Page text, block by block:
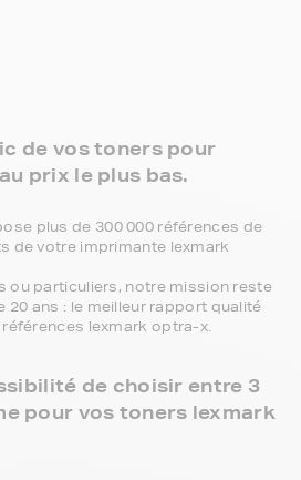
de vos toners pour
prix le plus bas.
plus de 300 000 références de
de votre imprimante lexmark
ou particuliers, notre mission reste
20 ans : le meilleur rapport qualité
lexmark optra-x.
de choisir entre 3
pour vos toners lexmark